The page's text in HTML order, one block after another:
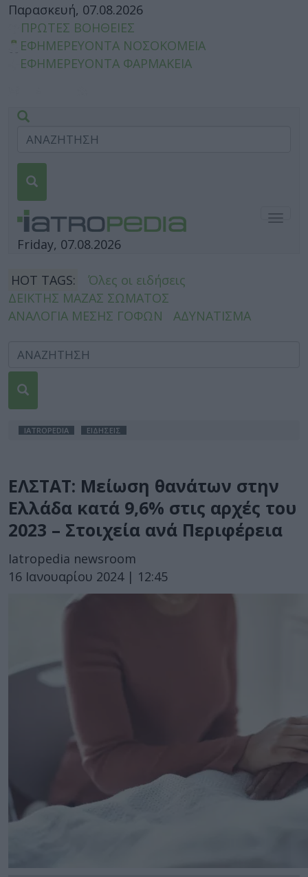
Παρασκευή, 07.08.2026
ΠΡΩΤΕΣ ΒΟΗΘΕΙΕΣ
ΕΦΗΜΕΡΕΥΟΝΤΑ ΝΟΣΟΚΟΜΕΙΑ
ΕΦΗΜΕΡΕΥΟΝΤΑ ΦΑΡΜΑΚΕΙΑ
Friday, 07.08.2026
HOT TAGS:
Όλες οι ειδήσεις
ΔΕΙΚΤΗΣ ΜΑΖΑΣ ΣΩΜΑΤΟΣ
ΑΝΑΛΟΓΙΑ ΜΕΣΗΣ ΓΟΦΩΝ
ΑΔΥΝΑΤΙΣΜΑ
IATROPEDIA ΕΙΔΗΣΕΙΣ
ΕΛΣΤΑΤ: Μείωση θανάτων στην
Ελλάδα κατά 9,6% στις αρχές του
2023 – Στοιχεία ανά Περιφέρεια
Iatropedia newsroom
16 Ιανουαρίου 2024 | 12:45